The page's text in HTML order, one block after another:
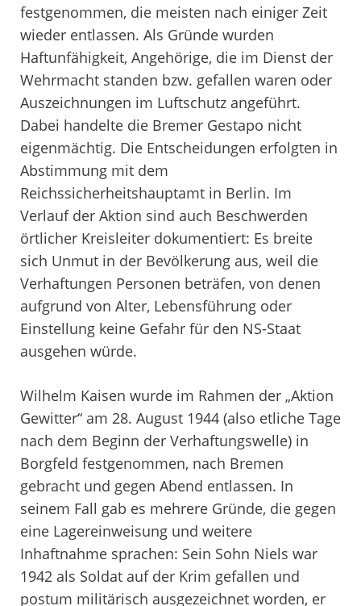
festgenommen, die meisten nach einiger Zeit
wieder entlassen. Als Gründe wurden
Haftunfähigkeit, Angehörige, die im Dienst der
Wehrmacht standen bzw. gefallen waren oder
Auszeichnungen im Luftschutz angeführt.
Dabei handelte die Bremer Gestapo nicht
eigenmächtig. Die Entscheidungen erfolgten in
Abstimmung mit dem
Reichssicherheitshauptamt in Berlin. Im
Verlauf der Aktion sind auch Beschwerden
örtlicher Kreisleiter dokumentiert: Es breite
sich Unmut in der Bevölkerung aus, weil die
Verhaftungen Personen beträfen, von denen
aufgrund von Alter, Lebensführung oder
Einstellung keine Gefahr für den NS-Staat
ausgehen würde.
Wilhelm Kaisen wurde im Rahmen der „Aktion
Gewitter“ am 28. August 1944 (also etliche Tage
nach dem Beginn der Verhaftungswelle) in
Borgfeld festgenommen, nach Bremen
gebracht und gegen Abend entlassen. In
seinem Fall gab es mehrere Gründe, die gegen
eine Lagereinweisung und weitere
Inhaftnahme sprachen: Sein Sohn Niels war
1942 als Soldat auf der Krim gefallen und
postum militärisch ausgezeichnet worden, er